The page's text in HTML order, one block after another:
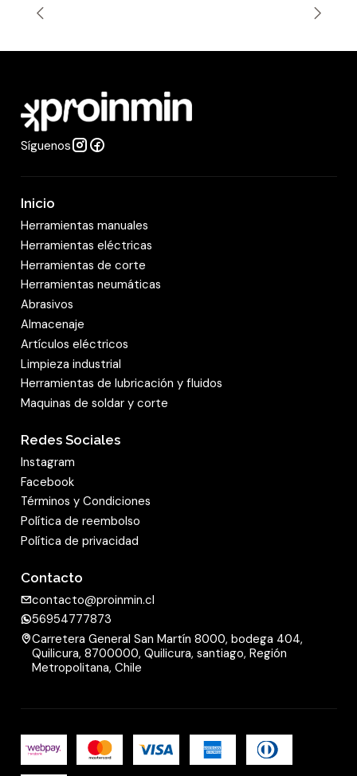
d
Síguenos
Inicio
Herramientas manuales
Herramientas eléctricas
Herramientas de corte
Herramientas neumáticas
Abrasivos
Almacenaje
Artículos eléctricos
Limpieza industrial
Herramientas de lubricación y fluidos
Maquinas de soldar y corte
Redes Sociales
Instagram
Facebook
Términos y Condiciones
Política de reembolso
Política de privacidad
Contacto
contacto@proinmin.cl
56954777873
Carretera General San Martín 8000, bodega 404,
Quilicura, 8700000, Quilicura, santiago, Región
Metropolitana, Chile